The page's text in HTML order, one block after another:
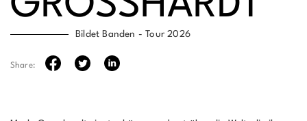
Bildet Banden - Tour 2026
Share: